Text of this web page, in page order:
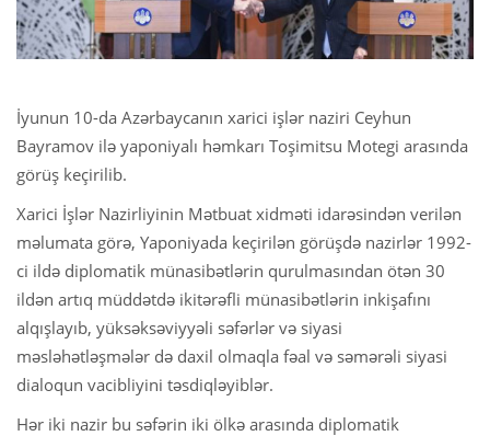
İyunun 10-da Azərbaycanın xarici işlər naziri Ceyhun
Bayramov ilə yaponiyalı həmkarı Toşimitsu Motegi arasında
görüş keçirilib.
Xarici İşlər Nazirliyinin Mətbuat xidməti idarəsindən verilən
məlumata görə, Yaponiyada keçirilən görüşdə nazirlər 1992-
ci ildə diplomatik münasibətlərin qurulmasından ötən 30
ildən artıq müddətdə ikitərəfli münasibətlərin inkişafını
alqışlayıb, yüksəksəviyyəli səfərlər və siyasi
məsləhətləşmələr də daxil olmaqla fəal və səmərəli siyasi
dialoqun vacibliyini təsdiqləyiblər.
Hər iki nazir bu səfərin iki ölkə arasında diplomatik